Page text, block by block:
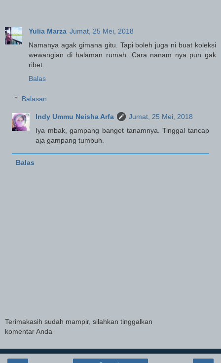
Yulia Marza Jumat, 25 Mei, 2018
Namanya agak gimana gitu. Tapi boleh juga ni buat koleksi
wewangian di halaman rumah. Cara nanam nya pun gak
ribet.
Balas
Balasan
Indy Ummu Neisha Arfa
Jumat, 25 Mei, 2018
Iya mbak, gampang banget tanamnya. Tinggal tancap
aja gampang tumbuh.
Balas
Terimakasih sudah mampir, silahkan tinggalkan
komentar Anda